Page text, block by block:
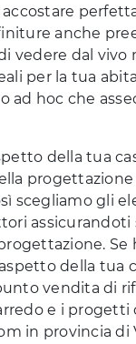
accostare
anche
vedere dal vivo
per la tua
ad hoc che
della tua
scegliamo gli
assicurandoti
Se
della tua
vendita di
e i progetti
in provincia di